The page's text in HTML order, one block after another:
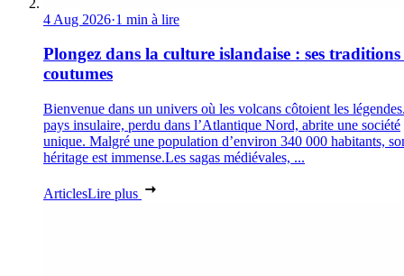
4 Aug 2026·1 min à lire
Plongez dans la culture islandaise : ses traditions
coutumes
Bienvenue dans un univers où les volcans côtoient les
pays insulaire, perdu dans l’Atlantique Nord, abrite une société
unique. Malgré une population d’environ 340 000 habitants,
héritage est immense.Les sagas médiévales, ...
ArticlesLire plus